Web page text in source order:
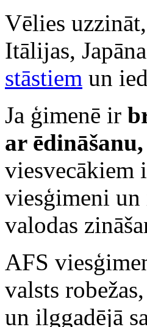
Vēlies
Itālijas,
stāstiem un
Ja ģimenē ir
ar
viesvecākiem
viesģimeni un
valodas
AFS
valsts
un ilggadējā